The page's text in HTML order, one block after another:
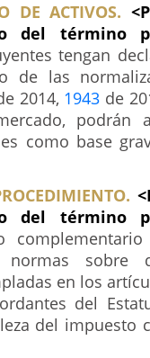
DE ACTIVOS.
del término
tengan
de las
2014, 1943 de
podrán
como base
del término
sobre
en los
del
del impuesto